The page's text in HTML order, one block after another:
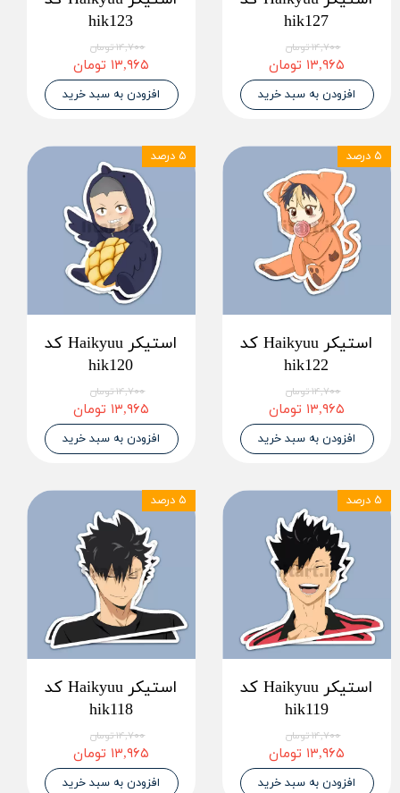
hik127
۱۴,۷۰۰ تومان
۱۳,۹۶۵ تومان
افزودن به سبد خرید
hik123
۱۴,۷۰۰ تومان
۱۳,۹۶۵ تومان
افزودن به سبد خرید
استیکر Haikyuu کد
hik122
۱۴,۷۰۰ تومان
۱۳,۹۶۵ تومان
افزودن به سبد خرید
۵ درصد
استیکر Haikyuu کد
hik120
۱۴,۷۰۰ تومان
۱۳,۹۶۵ تومان
افزودن به سبد خرید
۵ درصد
استیکر Haikyuu کد
hik119
۱۴,۷۰۰ تومان
۱۳,۹۶۵ تومان
افزودن به سبد خرید
۵ درصد
استیکر Haikyuu کد
hik118
۱۴,۷۰۰ تومان
۱۳,۹۶۵ تومان
افزودن به سبد خرید
۵ درصد